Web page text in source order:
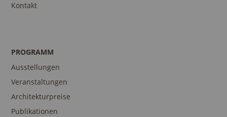
Kontakt
PROGRAMM
Ausstellungen
Veranstaltungen
Architekturpreise
Publikationen